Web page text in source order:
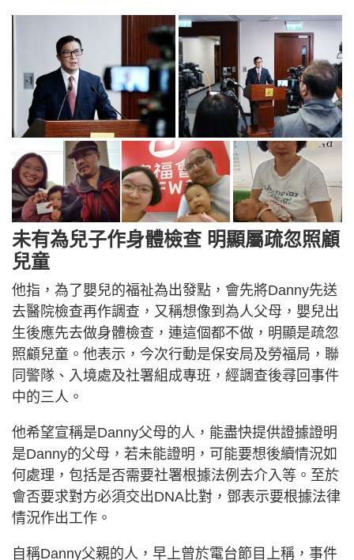
未有為兒子作身體檢查 明顯屬疏忽照顧
兒童
他指，為了嬰兒的福祉為出發點，會先將Danny先送
去醫院檢查再作調查，又稱想像到為人父母，嬰兒出
生後應先去做身體檢查，連這個都不做，明顯是疏忽
照顧兒童。他表示，今次行動是保安局及勞福局，聯
同警隊、入境處及社署組成專班，經調查後尋回事件
中的三人。
他希望宣稱是Danny父母的人，能盡快提供證據證明
是Danny的父母，若未能證明，可能要想後續情況如
何處理，包括是否需要社署根據法例去介入等。至於
會否要求對方必須交出DNA比對，鄧表示要根據法律
情況作出工作。
自稱Danny父親的人，早上曾於電台節目上稱，事件